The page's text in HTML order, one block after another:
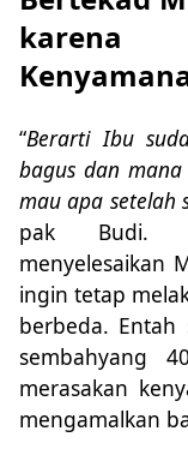
“Berarti Ibu
bagus dan
mau apa setelah
pak Budi.
menyelesaikan
ingin tetap
berbeda.
sembahyang
merasakan
mengamalkan